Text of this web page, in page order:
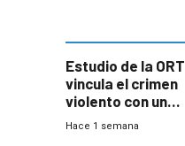
Estudio de la ORT
vincula el crimen
violento con una
menor creación
Hace 1 semana